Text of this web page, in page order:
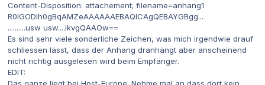
Content-Disposition: attachement; filename=anhang1
R0lGODlh0gBqAMZeAAAAAAEBAQICAgQEBAYGBgg...
..........usw usw....ikvgQAAOw==
Es sind sehr viele sonderliche Zeichen, was mich irgendwie drauf
schliessen lässt, dass der Anhang dranhängt aber anscheinend
nicht richtig ausgelesen wird beim Empfänger.
EDIT: